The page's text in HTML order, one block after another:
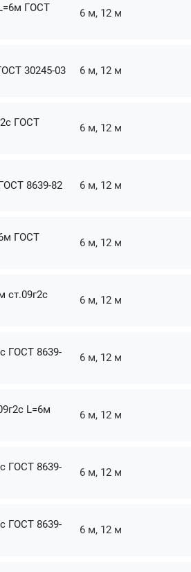
ГОСТ
6 м, 12 м
30245-03 6 м, 12 м
ГОСТ
6 м, 12 м
8639-82 6 м, 12 м
ГОСТ
6 м, 12 м
ст.09г2с
6 м, 12 м
ГОСТ 8639-
6 м, 12 м
L=6м
6 м, 12 м
ГОСТ 8639-
6 м, 12 м
ГОСТ 8639-
6 м, 12 м